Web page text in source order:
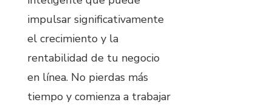
impulsar significativamente
el crecimiento y la
rentabilidad de tu negocio
en línea. No pierdas más
tiempo y comienza a trabajar